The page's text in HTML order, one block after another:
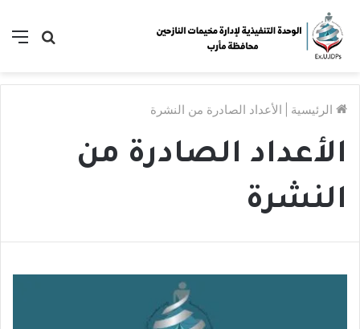
بحث
الرئيسية الأعداد الصادرة من النشرة
الأعداد الصادرة من
النشرة